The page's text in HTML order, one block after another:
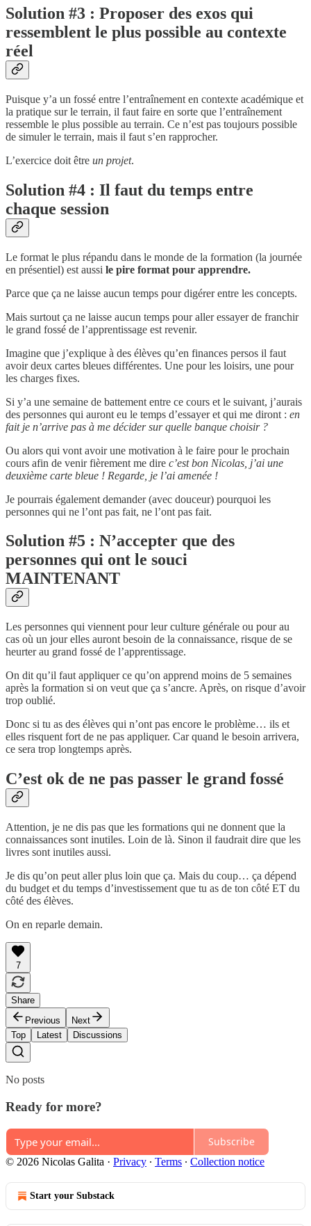
Solution #3 : Proposer des exos qui
ressemblent le plus possible au contexte
réel
Puisque y’a un fossé entre l’entraînement en contexte académique et
la pratique sur le terrain, il faut faire en sorte que l’entraînement
ressemble le plus possible au terrain. Ce n’est pas toujours possible
de simuler le terrain, mais il faut s’en rapprocher.
L’exercice doit être un projet.
Solution #4 : Il faut du temps entre
chaque session
Le format le plus répandu dans le monde de la formation (la journée
en présentiel) est aussi le pire format pour apprendre.
Parce que ça ne laisse aucun temps pour digérer entre les concepts.
Mais surtout ça ne laisse aucun temps pour aller essayer de franchir
le grand fossé de l’apprentissage est revenir.
Imagine que j’explique à des élèves qu’en finances persos il faut
avoir deux cartes bleues différentes. Une pour les loisirs, une pour
les charges fixes.
Si y’a une semaine de battement entre ce cours et le suivant, j’aurais
des personnes qui auront eu le temps d’essayer et qui me diront : en
fait je n’arrive pas à me décider sur quelle banque choisir ?
Ou alors qui vont avoir une motivation à le faire pour le prochain
cours afin de venir fièrement me dire c’est bon Nicolas, j’ai une
deuxième carte bleue ! Regarde, je l’ai amenée !
Je pourrais également demander (avec douceur) pourquoi les
personnes qui ne l’ont pas fait, ne l’ont pas fait.
Solution #5 : N’accepter que des
personnes qui ont le souci
MAINTENANT
Les personnes qui viennent pour leur culture générale ou pour au
cas où un jour elles auront besoin de la connaissance, risque de se
heurter au grand fossé de l’apprentissage.
On dit qu’il faut appliquer ce qu’on apprend moins de 5 semaines
après la formation si on veut que ça s’ancre. Après, on risque d’avoir
trop oublié.
Donc si tu as des élèves qui n’ont pas encore le problème… ils et
elles risquent fort de ne pas appliquer. Car quand le besoin arrivera,
ce sera trop longtemps après.
C’est ok de ne pas passer le grand fossé
Attention, je ne dis pas que les formations qui ne donnent que la
connaissances sont inutiles. Loin de là. Sinon il faudrait dire que les
livres sont inutiles aussi.
Je dis qu’on peut aller plus loin que ça. Mais du coup… ça dépend
du budget et du temps d’investissement que tu as de ton côté ET du
côté des élèves.
On en reparle demain.
7
Share
Previous
Next
Top
Latest Discussions
No posts
Ready for more?
Subscribe
© 2026 Nicolas Galita · Privacy ∙ Terms ∙ Collection notice
Start your Substack